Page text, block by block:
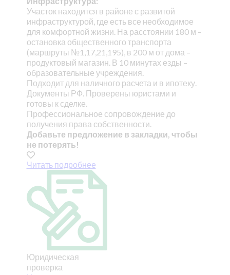
Участок находится в районе с развитой
инфраструктурой, где есть все необходимое
для комфортной жизни. На расстоянии 180 м –
остановка общественного транспорта
(маршруты №1,17,21,195), в 200 м от дома –
продуктовый магазин. В 10 минутах езды –
образовательные учреждения.
Подходит для наличного расчета и в ипотеку.
Документы РФ. Проверены юристами и
готовы к сделке.
Профессиональное сопровождение до
получения права собственности.
Добавьте предложение в закладки, чтобы
не потерять!
Читать подробнее
Юридическая
проверка